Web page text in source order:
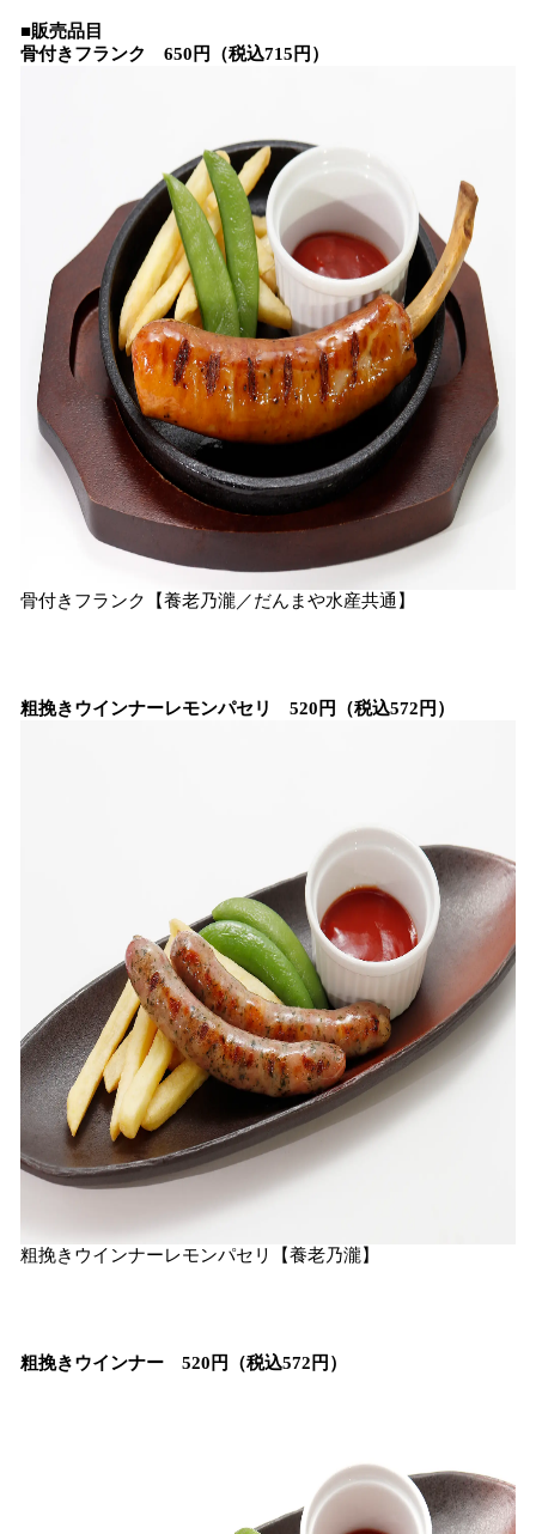
■販売品目
骨付きフランク 650円（税込715円）
骨付きフランク【養老乃瀧／だんまや水産共通】
粗挽きウインナーレモンパセリ 520円（税込572円）
粗挽きウインナーレモンパセリ【養老乃瀧】
粗挽きウインナー 520円（税込572円）